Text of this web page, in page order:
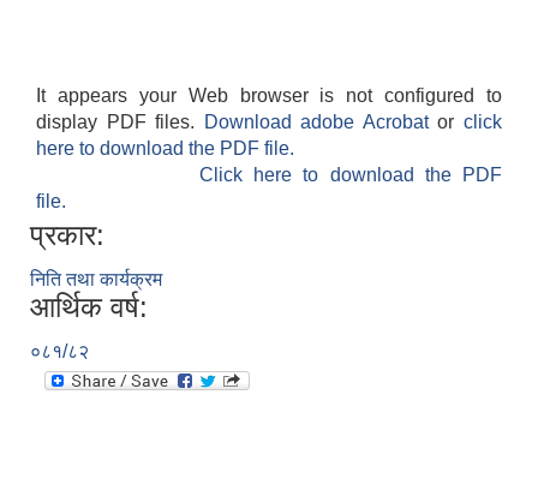
It appears your Web browser is not configured to
display PDF files.
Download adobe Acrobatorclick
here to download the PDF file.
Click here to download the PDF
file.
प्रकार:
निति तथा कार्यक्रम
आर्थिक वर्ष:
०८१/८२